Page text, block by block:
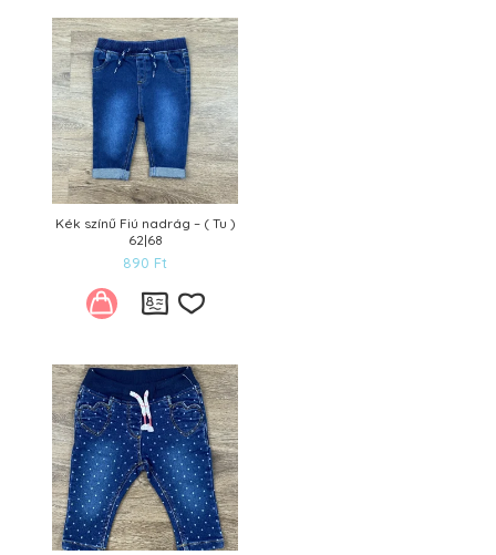
Kívánságlistára
Kék színű Fiú nadrág – ( Tu )
62|68
890 Ft
Kívánságlistára